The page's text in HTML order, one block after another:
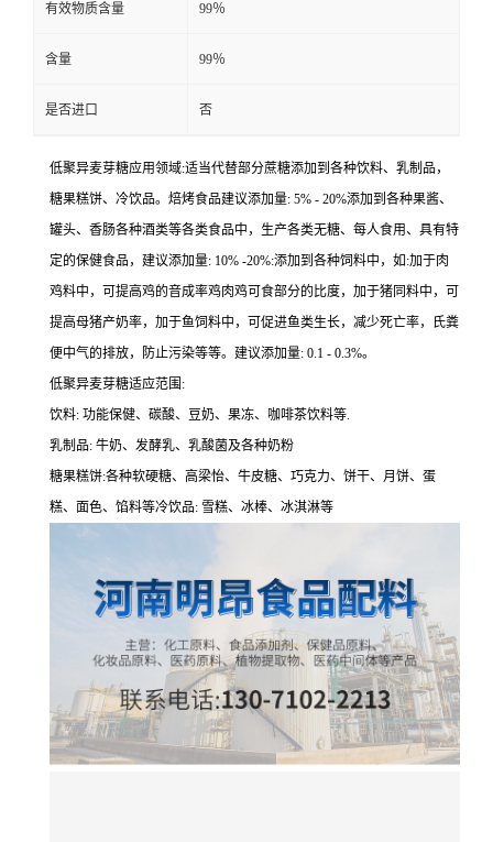
有效物质含量 99％
含量 99％
是否进口 否
低聚异麦芽糖应用领域:适当代替部分蔗糖添加到各种饮料、乳制品，
糖果糕饼、冷饮品。焙烤食品建议添加量: 5% - 20%添加到各种果酱、
罐头、香肠各种酒类等各类食品中，生产各类无糖、每人食用、具有特
定的保健食品，建议添加量: 10% -20%:添加到各种饲料中，如:加于肉
鸡料中，可提高鸡的音成率鸡肉鸡可食部分的比度，加于猪同料中，可
提高母猪产奶率，加于鱼饲料中，可促进鱼类生长，减少死亡率，氏粪
便中气的排放，防止污染等等。建议添加量: 0.1 - 0.3%。
低聚异麦芽糖适应范围:
饮料: 功能保健、碳酸、豆奶、果冻、咖啡茶饮料等.
乳制品: 牛奶、发酵乳、乳酸菌及各种奶粉
糖果糕饼:各种软硬糖、高梁怡、牛皮糖、巧克力、饼干、月饼、蛋
糕、面色、馅料等冷饮品: 雪糕、冰棒、冰淇淋等